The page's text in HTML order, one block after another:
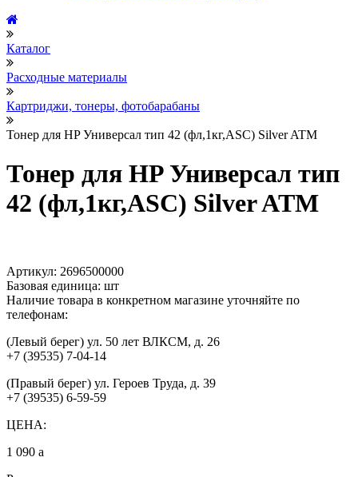
Каталог
Расходные материалы
Картриджи, тонеры, фотобарабаны
Тонер для HP Универсал тип 42 (фл,1кг,ASC) Silver ATM
Тонер для HP Универсал тип
42 (фл,1кг,ASC) Silver ATM
Артикул: 2696500000
Базовая единица: шт
Наличие товара в конкретном магазине уточняйте по
телефонам:
(Левый берег) ул. 50 лет ВЛКСМ, д. 26
+7 (39535) 7-04-14
(Правый берег) ул. Героев Труда, д. 39
+7 (39535) 6-59-59
ЦЕНА:
1 090 a